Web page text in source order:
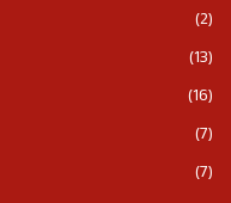
(2)
(13)
(16)
(7)
(7)